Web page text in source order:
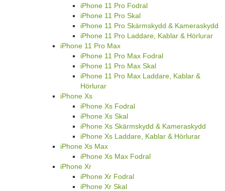
iPhone 11 Pro Fodral
iPhone 11 Pro Skal
iPhone 11 Pro Skärmskydd & Kameraskydd
iPhone 11 Pro Laddare, Kablar & Hörlurar
iPhone 11 Pro Max
iPhone 11 Pro Max Fodral
iPhone 11 Pro Max Skal
iPhone 11 Pro Max Laddare, Kablar &
Hörlurar
iPhone Xs
iPhone Xs Fodral
iPhone Xs Skal
iPhone Xs Skärmskydd & Kameraskydd
iPhone Xs Laddare, Kablar & Hörlurar
iPhone Xs Max
iPhone Xs Max Fodral
iPhone Xr
iPhone Xr Fodral
iPhone Xr Skal